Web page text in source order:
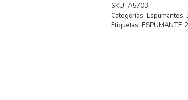
SKU: A5703
Categorías: Espumantes,
Etiquetas: ESPUMANTE